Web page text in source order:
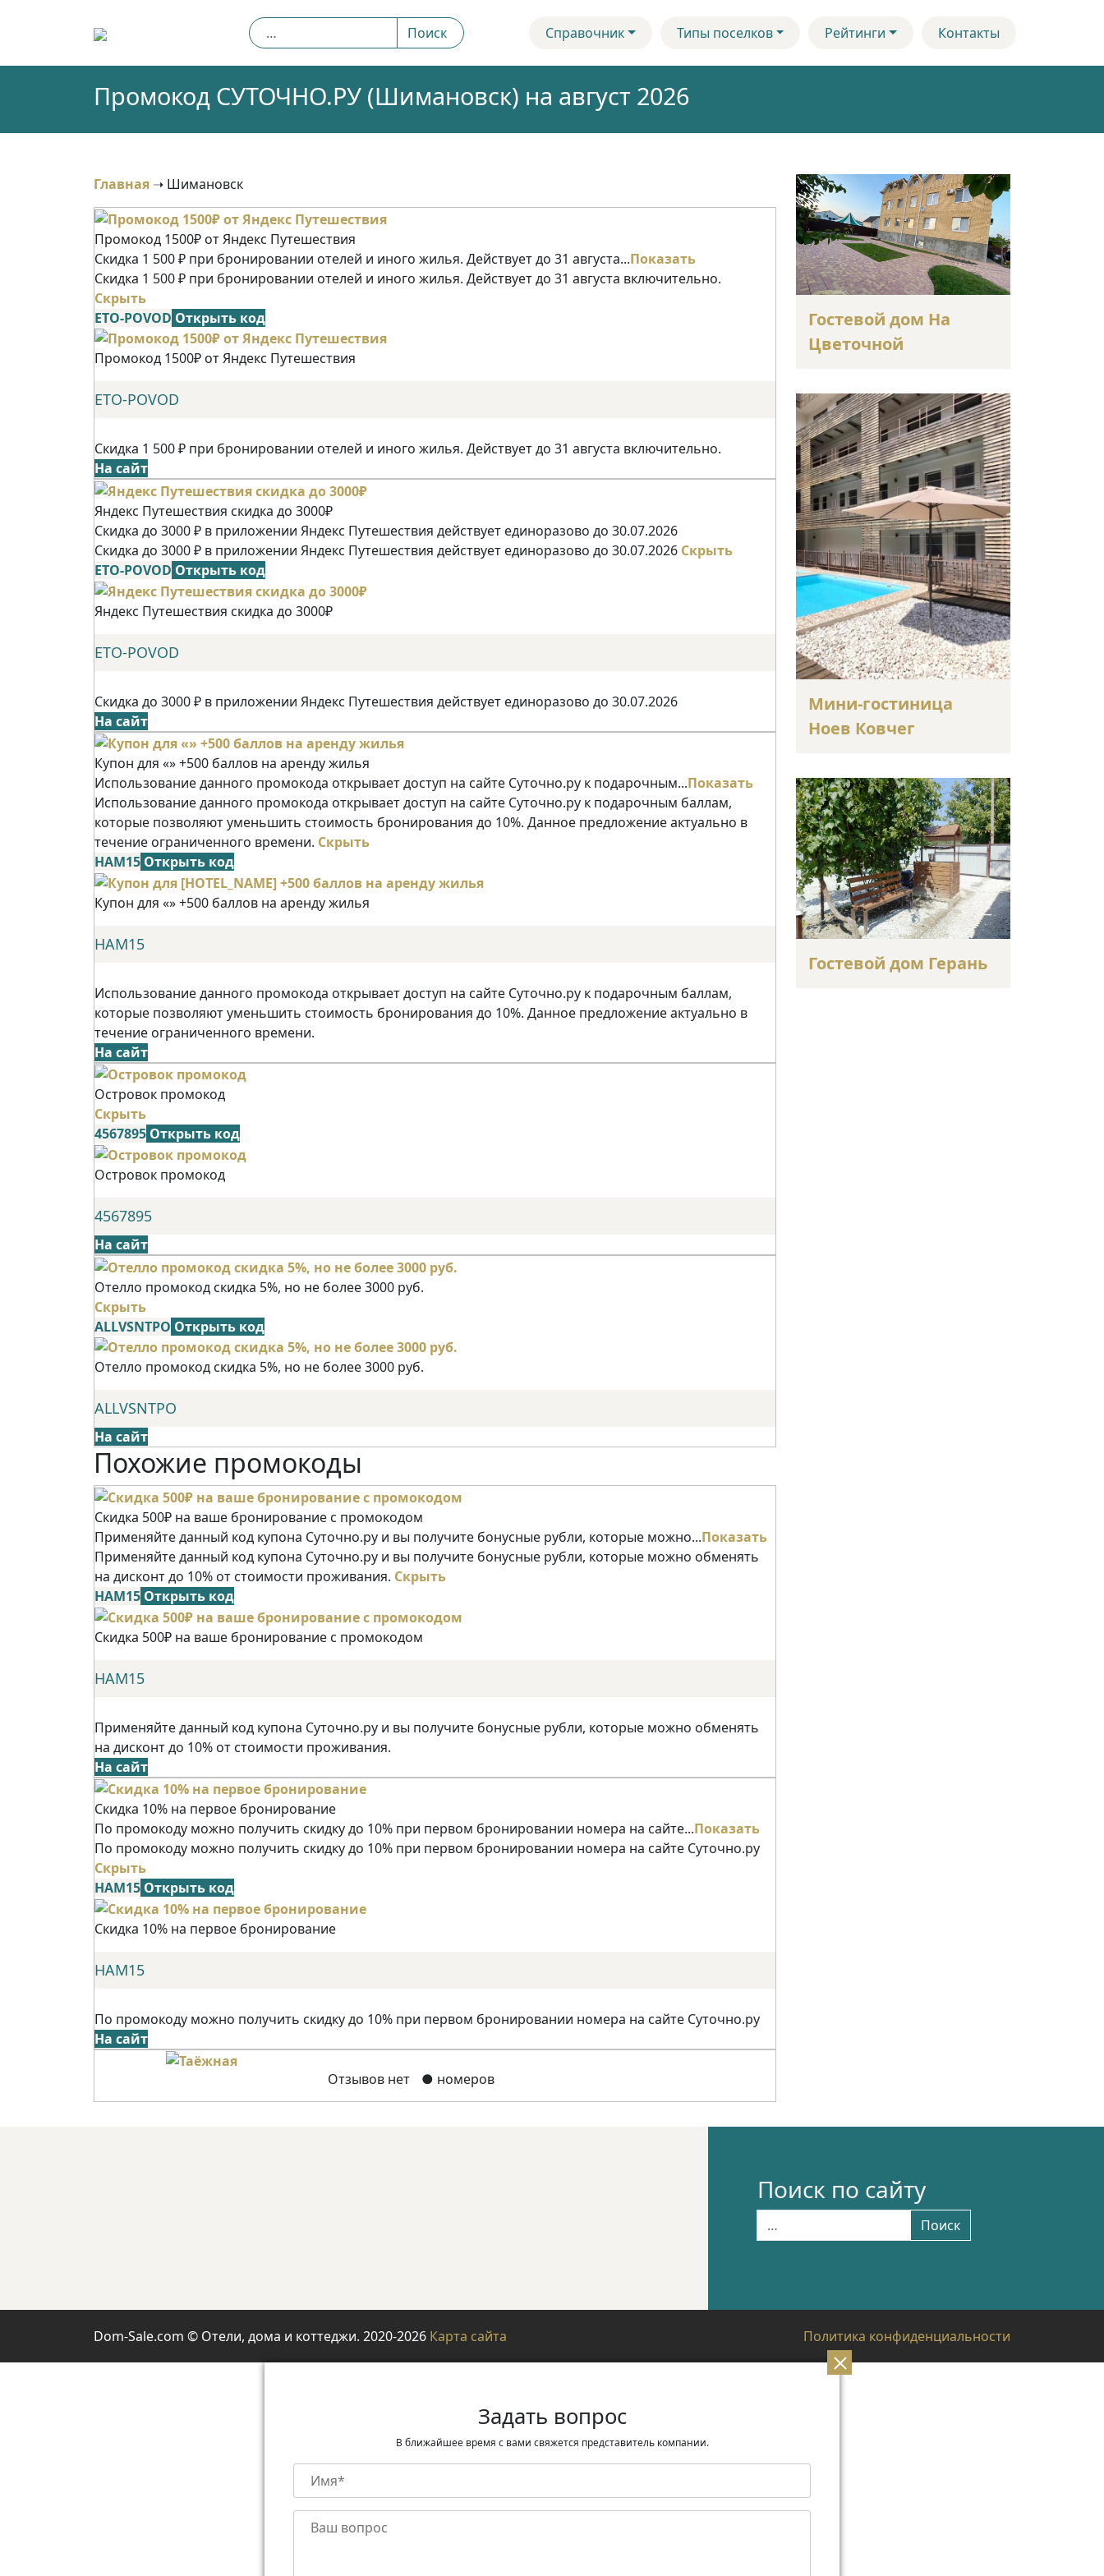
Найти: Поиск Справочник Типы поселков Рейтинги Контакты
Промокод СУТОЧНО.РУ (Шимановск) на август 2026
Главная ➝ Шимановск
Промокод 1500₽ от Яндекс Путешествия
Скидка 1 500 ₽ при бронировании отелей и иного жилья. Действует до 31 августа...Показать
Скидка 1 500 ₽ при бронировании отелей и иного жилья. Действует до 31 августа включительно.
Скрыть
ETO-POVOD Открыть код
Промокод 1500₽ от Яндекс Путешествия
ETO-POVOD
Скидка 1 500 ₽ при бронировании отелей и иного жилья. Действует до 31 августа включительно.
На сайт
Яндекс Путешествия скидка до 3000₽
Скидка до 3000 ₽ в приложении Яндекс Путешествия действует единоразово до 30.07.2026
Скидка до 3000 ₽ в приложении Яндекс Путешествия действует единоразово до 30.07.2026 Скрыть
ETO-POVOD Открыть код
Яндекс Путешествия скидка до 3000₽
ETO-POVOD
Скидка до 3000 ₽ в приложении Яндекс Путешествия действует единоразово до 30.07.2026
На сайт
Купон для «» +500 баллов на аренду жилья
Использование данного промокода открывает доступ на сайте Суточно.ру к подарочным...Показать
Использование данного промокода открывает доступ на сайте Суточно.ру к подарочным баллам,
которые позволяют уменьшить стоимость бронирования до 10%. Данное предложение актуально в
течение ограниченного времени. Скрыть
НАМ15 Открыть код
Купон для «» +500 баллов на аренду жилья
НАМ15
Использование данного промокода открывает доступ на сайте Суточно.ру к подарочным баллам,
которые позволяют уменьшить стоимость бронирования до 10%. Данное предложение актуально в
течение ограниченного времени.
На сайт
Островок промокод
Скрыть
4567895 Открыть код
Островок промокод
4567895
На сайт
Отелло промокод скидка 5%, но не более 3000 руб.
Скрыть
ALLVSNTPO Открыть код
Отелло промокод скидка 5%, но не более 3000 руб.
ALLVSNTPO
На сайт
Похожие промокоды
Скидка 500₽ на ваше бронирование с промокодом
Применяйте данный код купона Суточно.ру и вы получите бонусные рубли, которые можно...Показать
Применяйте данный код купона Суточно.ру и вы получите бонусные рубли, которые можно обменять
на дисконт до 10% от стоимости проживания. Скрыть
НАМ15 Открыть код
Скидка 500₽ на ваше бронирование с промокодом
НАМ15
Применяйте данный код купона Суточно.ру и вы получите бонусные рубли, которые можно обменять
на дисконт до 10% от стоимости проживания.
На сайт
Скидка 10% на первое бронирование
По промокоду можно получить скидку до 10% при первом бронировании номера на сайте...Показать
По промокоду можно получить скидку до 10% при первом бронировании номера на сайте Суточно.ру
Скрыть
НАМ15 Открыть код
Скидка 10% на первое бронирование
НАМ15
По промокоду можно получить скидку до 10% при первом бронировании номера на сайте Суточно.ру
На сайт
Отзывов нет ● номеров
Гостевой дом На
Цветочной
Мини-гостиница
Ноев Ковчег
Гостевой дом Герань
Поиск по сайту
Поиск
Dom-Sale.com © Отели, дома и коттеджи. 2020-2026 Карта сайта Политика конфиденциальности
Задать вопрос
В ближайшее время с вами свяжется представитель компании.